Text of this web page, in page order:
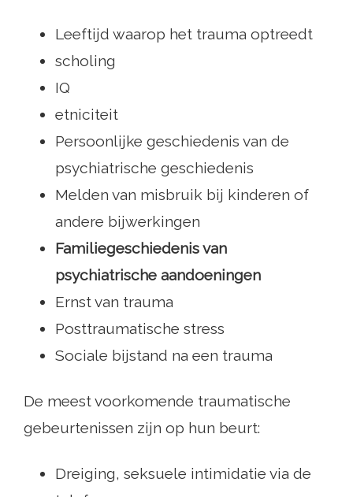
Leeftijd waarop het trauma optreedt
scholing
IQ
etniciteit
Persoonlijke geschiedenis van de
psychiatrische geschiedenis
Melden van misbruik bij kinderen of
andere bijwerkingen
Familiegeschiedenis van
psychiatrische aandoeningen
Ernst van trauma
Posttraumatische stress
Sociale bijstand na een trauma
De meest voorkomende traumatische
gebeurtenissen zijn op hun beurt:
Dreiging, seksuele intimidatie via de